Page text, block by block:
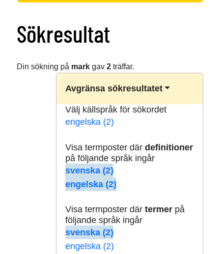
Sökresultat
Din sökning på markgav 2träffar.
Avgränsa sökresultatet
Välj källspråk för sökordet
engelska (2)
Visa termposter där definitioner
på följande språk ingår
svenska (2)
engelska (2)
Visa termposter där termerpå
följande språk ingår
svenska (2)
engelska (2)